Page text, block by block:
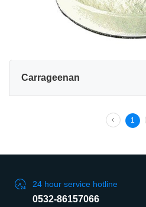
Carrageenan
1
24 hour service hotline
0532-86157066